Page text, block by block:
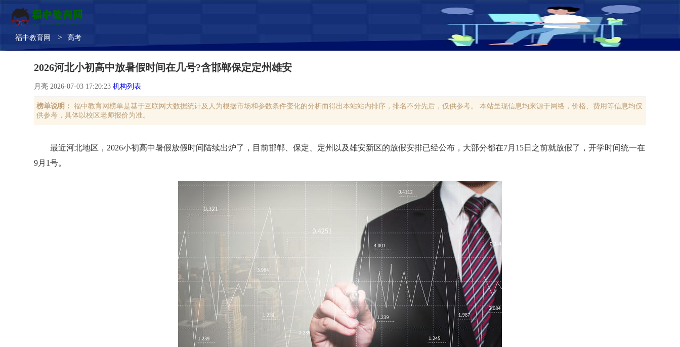
福中教育网 > 高考
2026河北小初高中放暑假时间在几号?含邯郸保定定州雄安
月亮 2026-07-03 17:20:23机构列表
榜单说明：
福中教育网榜单是基于互联网大数据统计及人为根据市场和参数条件变化的分析而得出本站站内排序，排名不分先后，仅供参考。 本站呈现信息均来源于网络，价格、费用等信息均仅
供参考，具体以校区老师报价为准。
最近河北地区，2026小初高中暑假放假时间陆续出炉了，目前邯郸、保定、定州以及雄安新区的放假安排已经公布，大部分都在7月15日之前就放假了，开学时间统一在
9月1号。